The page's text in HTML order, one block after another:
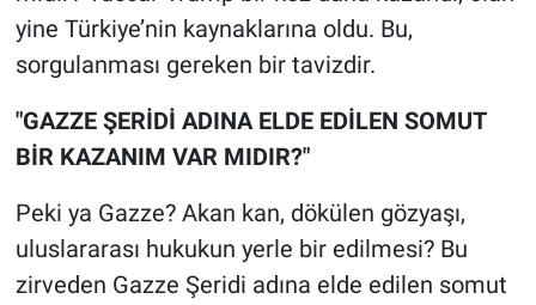
yine Türkiye’nin kaynaklarına oldu. Bu,
sorgulanması gereken bir tavizdir.
"GAZZE ŞERİDİ ADINA ELDE EDİLEN SOMUT
BİR KAZANIM VAR MIDIR?"
Peki ya Gazze? Akan kan, dökülen gözyaşı,
uluslararası hukukun yerle bir edilmesi? Bu
zirveden Gazze Şeridi adına elde edilen somut